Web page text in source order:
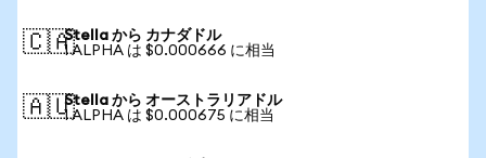
🇨🇦Stella から カナダドル
1 ALPHA は $0.000666 に相当
🇦🇺Stella から オーストラリアドル
1 ALPHA は $0.000675 に相当